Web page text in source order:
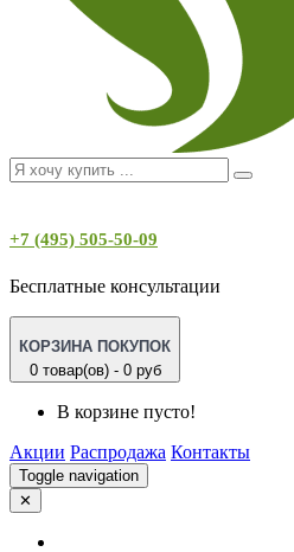
+7 (495) 505-50-09
Бесплатные консультации
КОРЗИНА ПОКУПОК
0 товар(ов) - 0 руб
В корзине пусто!
Акции Распродажа Контакты
Toggle navigation
✕